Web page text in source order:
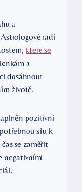
a
radí
které se
a
dosáhnout
životě.
pozitivní
sílu k
se zaměřit
negativními